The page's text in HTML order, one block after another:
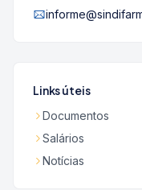
Links úteis
Documentos
Salários
Notícias